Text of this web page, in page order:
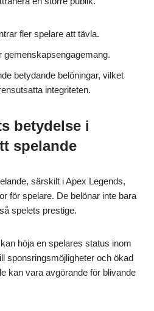
fler spelare att tävla.
gemenskapsengagemang.
betydande belöningar, vilket
integriteten.
betydelse i
spelande
särskilt i Apex Legends,
för spelare. De belönar inte bara
spelets prestige.
höja en spelares status inom
sponsringsmöjligheter och ökad
kan vara avgörande för blivande